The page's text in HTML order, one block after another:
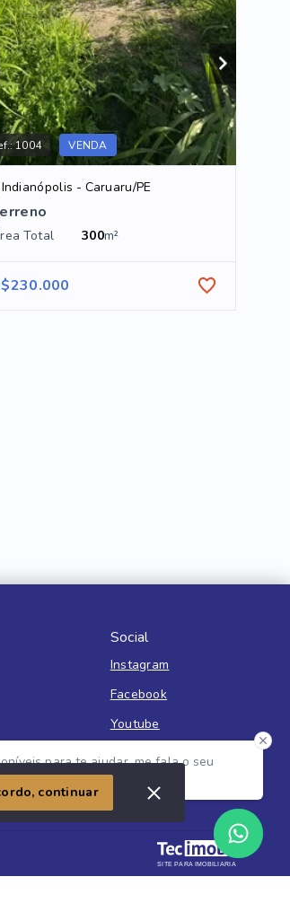
1004 VENDA
Indianópolis - Caruaru/PE
Total 300m²
Social
Instagram
Facebook
Youtube
SITE PARA IMOBILIARIA
para te ajudar, me fala o seu
está buscando?
continuar